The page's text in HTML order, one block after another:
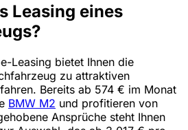
Leasing eines
Leasing bietet Ihnen die
zu attraktiven
Bereits ab 574 € im Monat
BMW M2 und profitieren von
Ansprüche steht Ihnen